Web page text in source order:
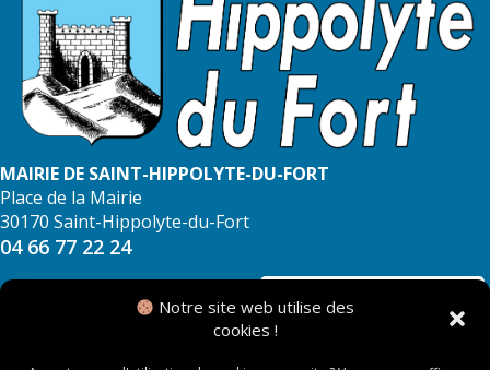
Notre site web utilise des
cookies !
MAIRIE DE SAINT-HIPPOLYTE-DU-FORT
Place de la Mairie
30170 Saint-Hippolyte-du-Fort
04 66 77 22 24
NOUS CONTACTER